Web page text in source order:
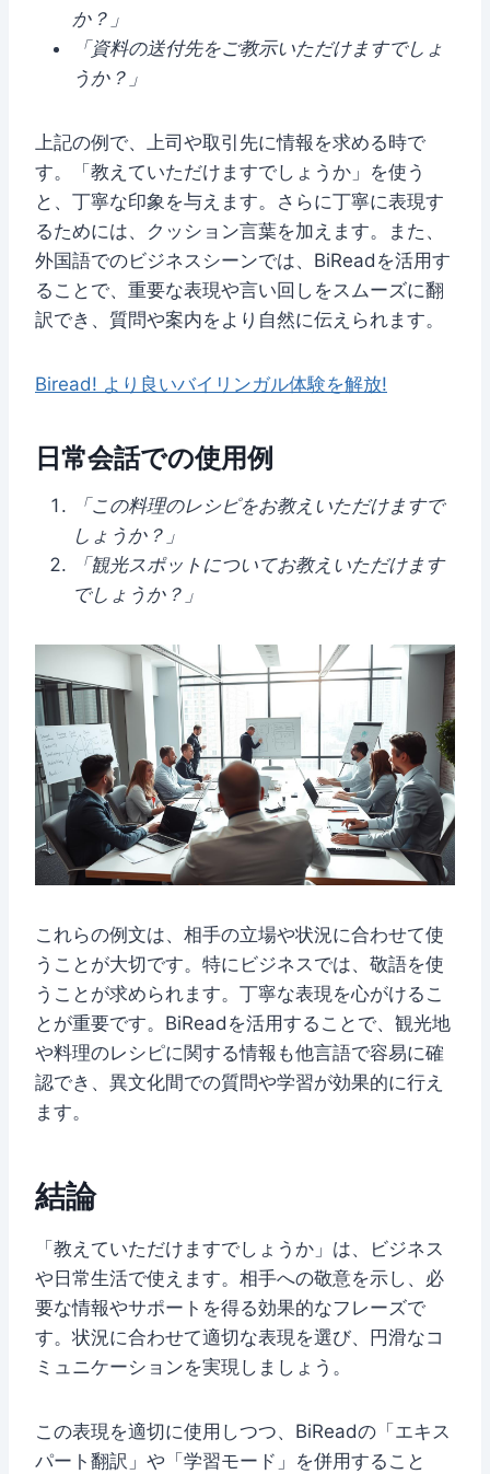
か？」
「資料の送付先をご教示いただけますでしょ
うか？」
上記の例で、上司や取引先に情報を求める時で
す。「教えていただけますでしょうか」を使う
と、丁寧な印象を与えます。さらに丁寧に表現す
るためには、クッション言葉を加えます。また、
外国語でのビジネスシーンでは、BiReadを活用す
ることで、重要な表現や言い回しをスムーズに翻
訳でき、質問や案内をより自然に伝えられます。
Biread! より良いバイリンガル体験を解放!
日常会話での使用例
「この料理のレシピをお教えいただけますで
しょうか？」
「観光スポットについてお教えいただけます
でしょうか？」
これらの例文は、相手の立場や状況に合わせて使
うことが大切です。特にビジネスでは、敬語を使
うことが求められます。丁寧な表現を心がけるこ
とが重要です。BiReadを活用することで、観光地
や料理のレシピに関する情報も他言語で容易に確
認でき、異文化間での質問や学習が効果的に行え
ます。
結論
「教えていただけますでしょうか」は、ビジネス
や日常生活で使えます。相手への敬意を示し、必
要な情報やサポートを得る効果的なフレーズで
す。状況に合わせて適切な表現を選び、円滑なコ
ミュニケーションを実現しましょう。
この表現を適切に使用しつつ、BiReadの「エキス
パート翻訳」や「学習モード」を併用すること